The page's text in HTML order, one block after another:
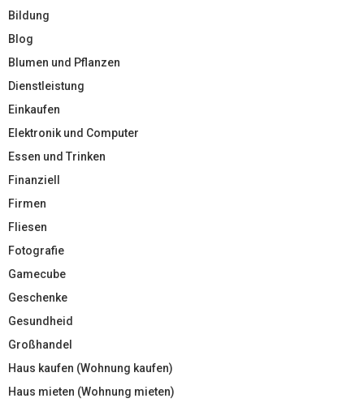
Bildung
Blog
Blumen und Pflanzen
Dienstleistung
Einkaufen
Elektronik und Computer
Essen und Trinken
Finanziell
Firmen
Fliesen
Fotografie
Gamecube
Geschenke
Gesundheid
Großhandel
Haus kaufen (Wohnung kaufen)
Haus mieten (Wohnung mieten)